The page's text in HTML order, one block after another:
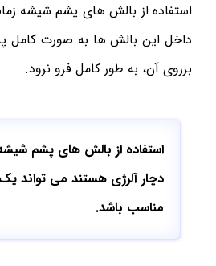
استفاده از بالش های پشم شیشه
داخل این بالش ها به صورت کامل
برروی آن، به طور کامل فرو نرود.
استفاده از بالش های پشم
دچار آلرژی هستند می تواند یک
مناسب باشد.